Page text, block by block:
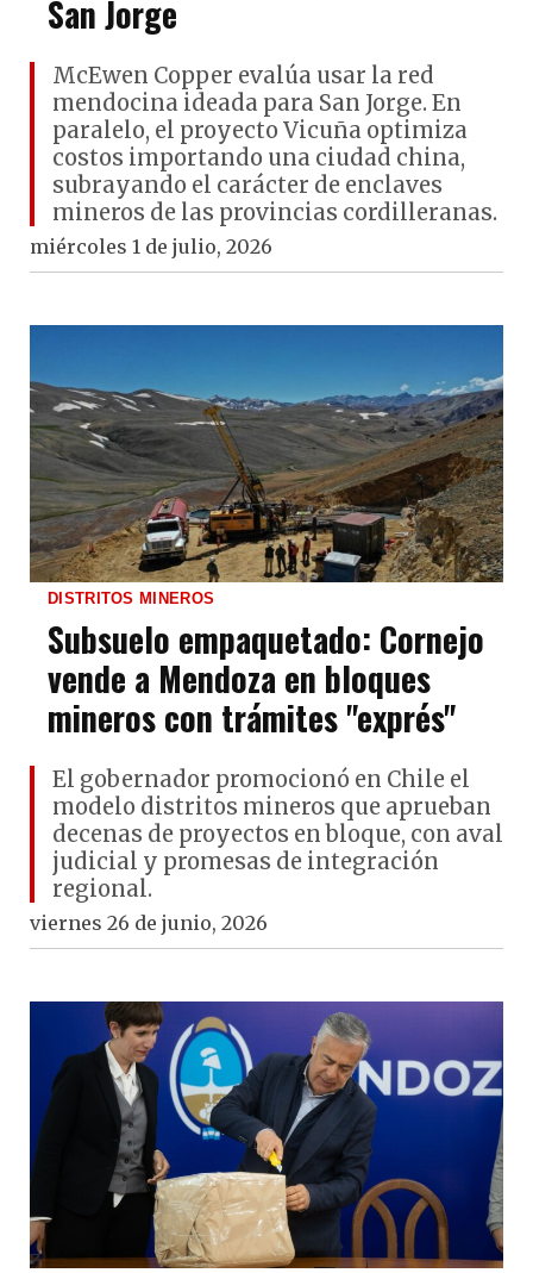
San Jorge
McEwen Copper evalúa usar la red
mendocina ideada para San Jorge. En
paralelo, el proyecto Vicuña optimiza
costos importando una ciudad china,
subrayando el carácter de enclaves
mineros de las provincias cordilleranas.
miércoles 1 de julio, 2026
DISTRITOS MINEROS
Subsuelo empaquetado: Cornejo
vende a Mendoza en bloques
mineros con trámites "exprés"
El gobernador promocionó en Chile el
modelo distritos mineros que aprueban
decenas de proyectos en bloque, con aval
judicial y promesas de integración
regional.
viernes 26 de junio, 2026